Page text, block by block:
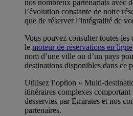
nos nombreux partenariats avec
l’évolution constante de notre
que de réserver l’intégralité de
Vous pouvez consulter toutes les
le moteur de réservations en ligne
nom d’une ville ou d’un pays
destinations disponibles dans ce
Utilisez l’option « Multi-
itinéraires complexes
desservies par Emirates et nos
partenaires.